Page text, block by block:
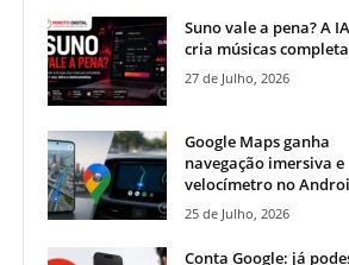
Suno vale a pena? A
cria músicas
27 de Julho, 2026
Google Maps ganha
navegação imersiva e
velocímetro no
25 de Julho, 2026
Conta Google: já